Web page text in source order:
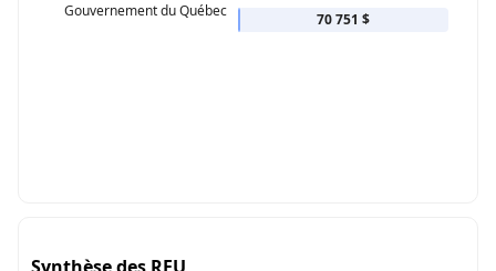
Gouvernement du Québec
70 751 $